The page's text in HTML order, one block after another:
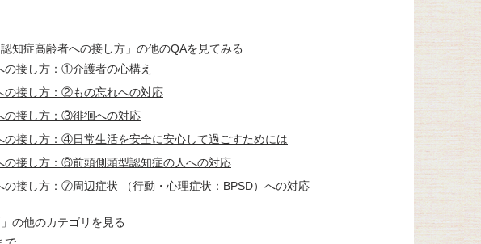
知症高齢者への接し方」の他のQAを見てみる
の接し方：①介護者の心構え
の接し方：②もの忘れへの対応
の接し方：③徘徊への対応
の接し方：④日常生活を安全に安心して過ごすためには
の接し方：⑥前頭側頭型認知症の人への対応
の接し方：⑦周辺症状 （行動・心理症状：BPSD）への対応
の他のカテゴリを見る